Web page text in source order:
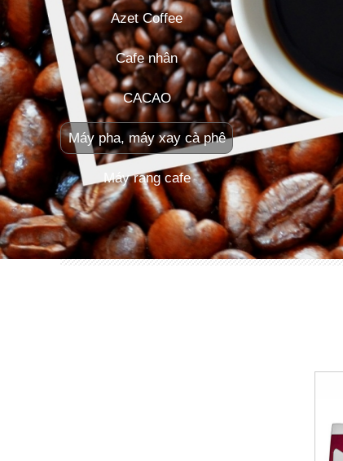
Azet Coffee
Cafe nhân
CACAO
Máy pha, máy xay cà phê
Máy rang cafe